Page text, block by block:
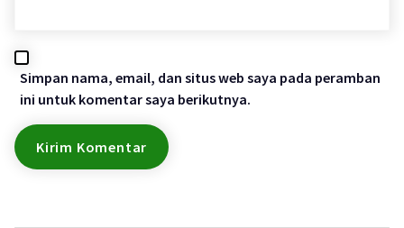
Simpan nama, email, dan situs web saya pada peramban
ini untuk komentar saya berikutnya.